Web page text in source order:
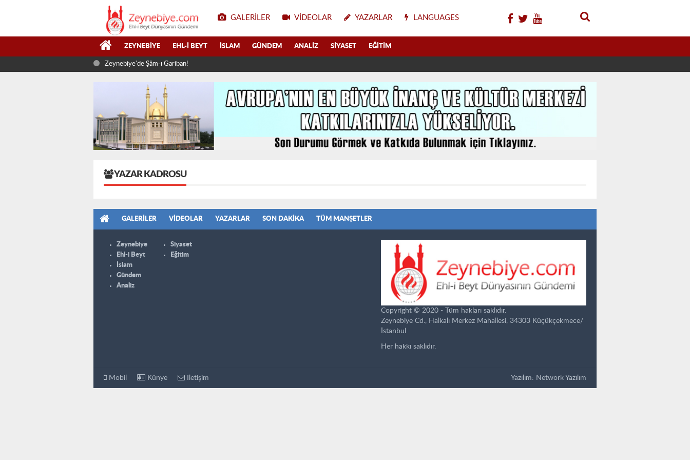
GALERILER VIDEOLAR YAZARLAR LANGUAGES
ZEYNEBIYE EHL-I BEYT İSLAM GÜNDEM ANALIZ SIYASET EĞITIM
Zeynebiye'de Şâm-ı Gariban!
YAZAR KADROSU
GALERILER VIDEOLAR YAZARLAR SON DAKIKA TÜM MANŞETLER
Zeynebiye
Ehl-i Beyt
İslam
Gündem
Analiz
Siyaset
Eğitim
Copyright © 2020 - Tüm hakları saklıdır.
Zeynebiye Cd., Halkalı Merkez Mahallesi, 34303 Küçükçekmece/
İstanbul
Her hakkı saklıdır.
Mobil Künye İletişim Yazılım: Network Yazılım